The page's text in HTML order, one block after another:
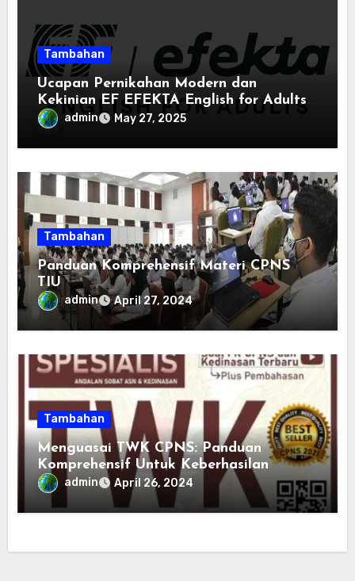
Tambahan
Ucapan Pernikahan Modern dan
Kekinian EF EFEKTA English for Adults:
Inspirasi Kata-kata yang Bikin Momen
Spesial Semakin Berarti
admin May 27, 2025
Tambahan
Panduan Komprehensif Materi CPNS
TIU
admin April 27, 2024
Tambahan
Menguasai TWK CPNS: Panduan
Komprehensif Untuk Keberhasilan
admin April 26, 2024